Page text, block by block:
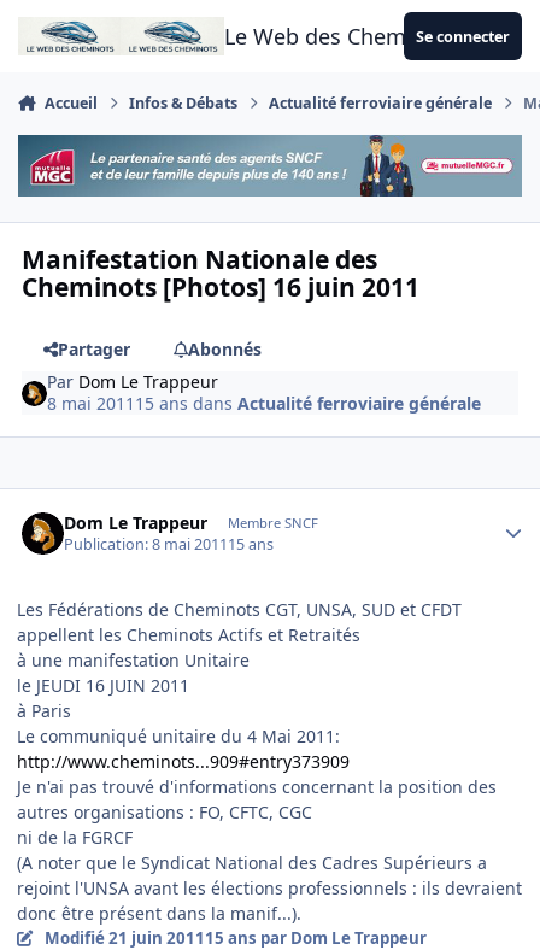
Aller au contenu
Le Web des CheminotsSe connecter
Accueil Infos & Débats Actualité ferroviaire générale
Manifestation Nationale des
Cheminots [Photos] 16 juin 2011
Partager
Abonnés
Par Dom Le Trappeur
8 mai 2011 15 ans dansActualité ferroviaire générale
Dom Le Trappeur Membre SNCF
Publication:8 mai 201115 ans
Les Fédérations de Cheminots CGT, UNSA, SUD et CFDT
appellent les Cheminots Actifs et Retraités
à une manifestation Unitaire
le JEUDI 16 JUIN 2011
à Paris
Le communiqué unitaire du 4 Mai 2011:
http://www.cheminots...909#entry373909
Je n'ai pas trouvé d'informations concernant la position des
autres organisations : FO, CFTC, CGC
ni de la FGRCF
(A noter que le Syndicat National des Cadres Supérieurs a
rejoint l'UNSA avant les élections professionnels : ils devraient
donc être présent dans la manif...).
Modifié21 juin 201115 ans par Dom Le Trappeur